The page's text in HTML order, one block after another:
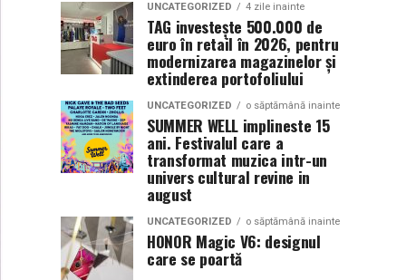
UNCATEGORIZED 4 zile inainte
TAG investește 500.000 de
euro în retail în 2026, pentru
modernizarea magazinelor și
extinderea portofoliului
UNCATEGORIZED o săptămână inainte
SUMMER WELL implineste 15
ani. Festivalul care a
transformat muzica intr-un
univers cultural revine in
august
UNCATEGORIZED o săptămână inainte
HONOR Magic V6: designul
care se poartă